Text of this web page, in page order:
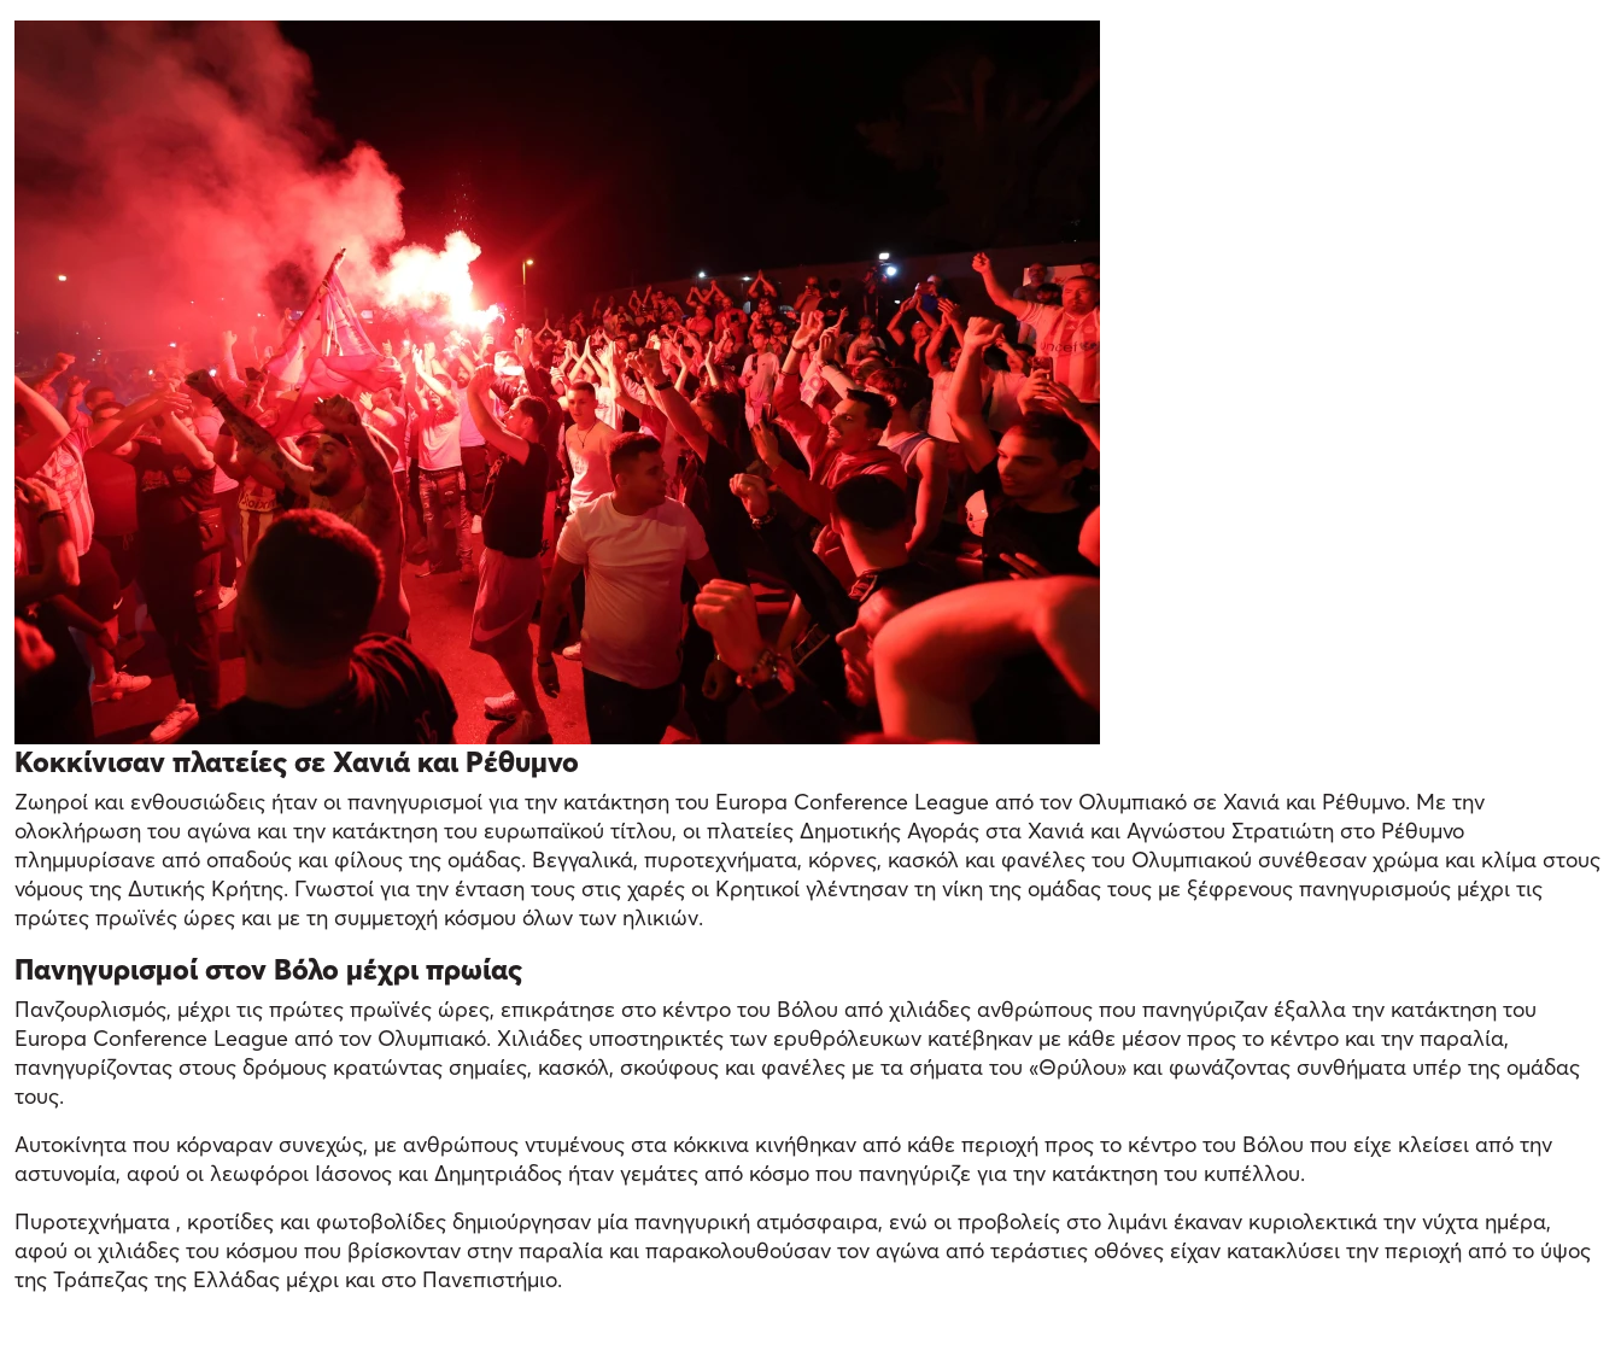
Κοκκίνισαν πλατείες σε Χανιά και Ρέθυμνο
Ζωηροί και ενθουσιώδεις ήταν οι πανηγυρισμοί για την κατάκτηση του Europa Conference League από τον Ολυμπιακό σε Χανιά και Ρέθυμνο. Με την
ολοκλήρωση του αγώνα και την κατάκτηση του ευρωπαϊκού τίτλου, οι πλατείες Δημοτικής Αγοράς στα Χανιά και Αγνώστου Στρατιώτη στο Ρέθυμνο
πλημμυρίσανε από οπαδούς και φίλους της ομάδας. Βεγγαλικά, πυροτεχνήματα, κόρνες, κασκόλ και φανέλες του Ολυμπιακού συνέθεσαν χρώμα και κλίμα στους
νόμους της Δυτικής Κρήτης. Γνωστοί για την ένταση τους στις χαρές οι Κρητικοί γλέντησαν τη νίκη της ομάδας τους με ξέφρενους πανηγυρισμούς μέχρι τις
πρώτες πρωϊνές ώρες και με τη συμμετοχή κόσμου όλων των ηλικιών.
Πανηγυρισμοί στον Βόλο μέχρι πρωίας
Πανζουρλισμός, μέχρι τις πρώτες πρωϊνές ώρες, επικράτησε στο κέντρο του Βόλου από χιλιάδες ανθρώπους που πανηγύριζαν έξαλλα την κατάκτηση του
Europa Conference League από τον Ολυμπιακό. Χιλιάδες υποστηρικτές των ερυθρόλευκων κατέβηκαν με κάθε μέσον προς το κέντρο και την παραλία,
πανηγυρίζοντας στους δρόμους κρατώντας σημαίες, κασκόλ, σκούφους και φανέλες με τα σήματα του «Θρύλου» και φωνάζοντας συνθήματα υπέρ της ομάδας
τους.
Αυτοκίνητα που κόρναραν συνεχώς, με ανθρώπους ντυμένους στα κόκκινα κινήθηκαν από κάθε περιοχή προς το κέντρο του Βόλου που είχε κλείσει από την
αστυνομία, αφού οι λεωφόροι Ιάσονος και Δημητριάδος ήταν γεμάτες από κόσμο που πανηγύριζε για την κατάκτηση του κυπέλλου.
Πυροτεχνήματα , κροτίδες και φωτοβολίδες δημιούργησαν μία πανηγυρική ατμόσφαιρα, ενώ οι προβολείς στο λιμάνι έκαναν κυριολεκτικά την νύχτα ημέρα,
αφού οι χιλιάδες του κόσμου που βρίσκονταν στην παραλία και παρακολουθούσαν τον αγώνα από τεράστιες οθόνες είχαν κατακλύσει την περιοχή από το ύψος
της Τράπεζας της Ελλάδας μέχρι και στο Πανεπιστήμιο.